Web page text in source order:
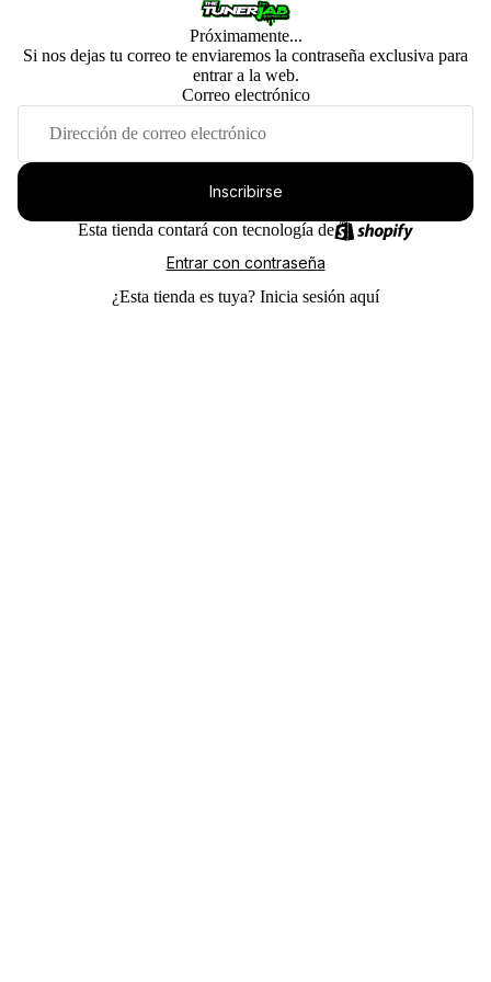
Próximamente...
Si nos dejas tu correo te enviaremos la contraseña exclusiva para
entrar a la web.
Correo electrónico
Inscribirse
Esta tienda contará con tecnología de
Entrar con contraseña
¿Esta tienda es tuya? Inicia sesión aquí